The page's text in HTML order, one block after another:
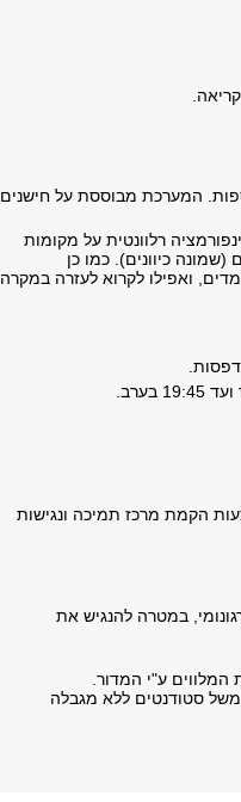
המערכת מבוססת על חישנים
רלוונטית על מקומות
כיוונים). כמו כן
ואפילו לקרוא לעזרה במקרה
הקמת מרכז תמיכה ונגישות
במטרה להנגיש את
סטודנטים ללא מגבלה